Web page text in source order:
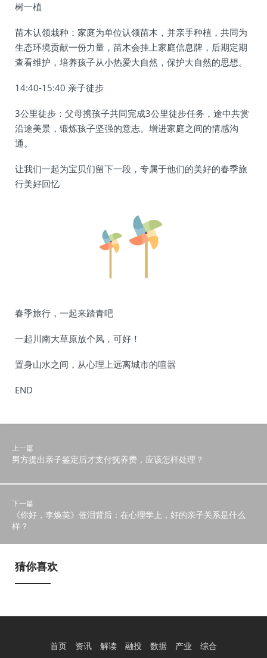
树一植
苗木认领栽种：家庭为单位认领苗木，并亲手种植，共同为
生态环境贡献一份力量，苗木会挂上家庭信息牌，后期定期
查看维护，培养孩子从小热爱大自然，保护大自然的思想。
14:40-15:40 亲子徒步
3公里徒步：父母携孩子共同完成3公里徒步任务，途中共赏
沿途美景，锻炼孩子坚强的意志。增进家庭之间的情感沟
通。
让我们一起为宝贝们留下一段，专属于他们的美好的春季旅
行美好回忆
春季旅行，一起来踏青吧
一起川南大草原放个风，可好！
置身山水之间，从心理上远离城市的喧嚣
END
上一篇
男方提出亲子鉴定后才支付抚养费，应该怎样处理？
下一篇
《你好，李焕英》催泪背后：在心理学上，好的亲子关系是什么
样？
猜你喜欢
首页 资讯 解读 融投 数据 产业 综合